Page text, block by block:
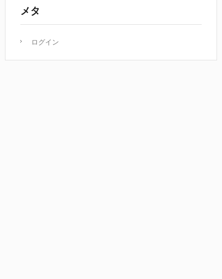
メタ
ログイン